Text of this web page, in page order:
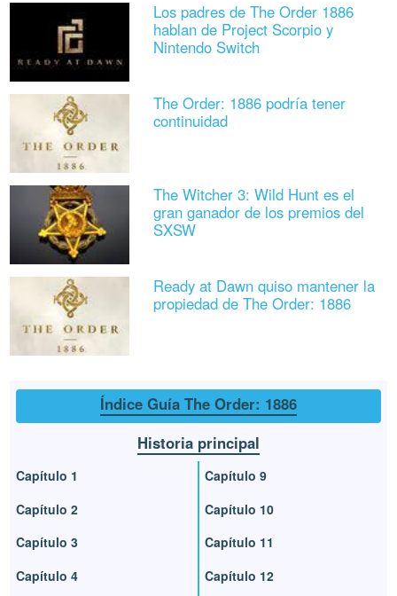
Los padres de The Order 1886
hablan de Project Scorpio y
Nintendo Switch
The Order: 1886 podría tener
continuidad
The Witcher 3: Wild Hunt es el
gran ganador de los premios del
SXSW
Ready at Dawn quiso mantener la
propiedad de The Order: 1886
Índice Guía The Order: 1886
Historia principal
Capítulo 1
Capítulo 2
Capítulo 3
Capítulo 4
Capítulo 9
Capítulo 10
Capítulo 11
Capítulo 12